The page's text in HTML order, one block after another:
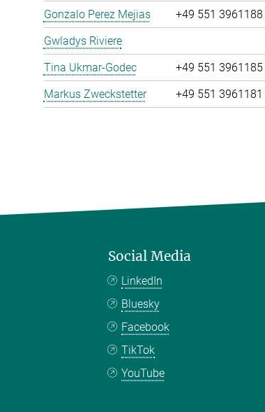
Gonzalo Perez Mejias
+49 551 3961188
Gwladys Riviere
Tina Ukmar-Godec
+49 551 3961185
Markus Zweckstetter
+49 551 3961181
Social Media
LinkedIn
Bluesky
Facebook
TikTok
YouTube